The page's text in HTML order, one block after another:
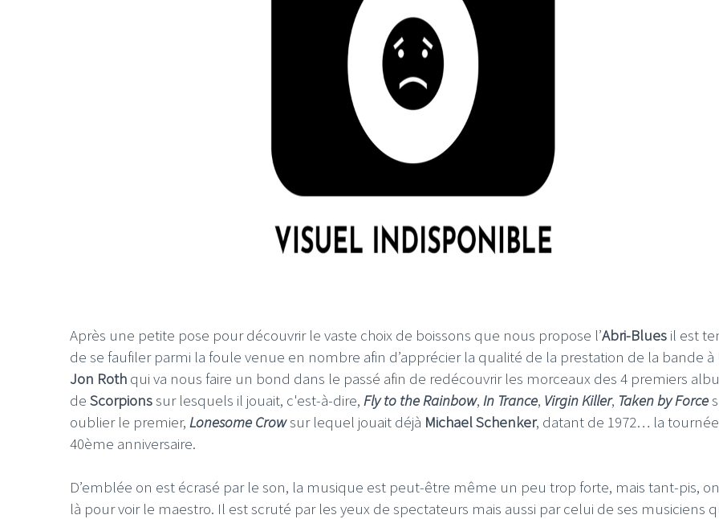
Après une petite pose pour découvrir le vaste choix de boissons que nous propose l’Abri-Blues il est
de se faufiler parmi la foule venue en nombre afin d’apprécier la qualité de la prestation de la bande à
Jon Roth qui va nous faire un bond dans le passé afin de redécouvrir les morceaux des 4 premiers
de Scorpionssur lesquels il jouait, c'est-à-dire, Fly to the Rainbow, In Trance, Virgin Killer, Taken by Force
oublier le premier, Lonesome Crowsur lequel jouait déjà Michael Schenker, datant de 1972… la
40ème anniversaire.
D’emblée on est écrasé par le son, la musique est peut-être même un peu trop forte, mais tant-pis,
là pour voir le maestro. Il est scruté par les yeux de spectateurs mais aussi par celui de ses musiciens